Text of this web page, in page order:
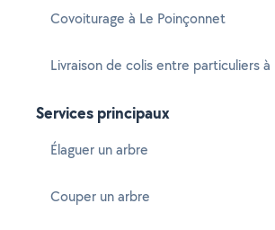
Covoiturage à Le Poinçonnet
Livraison de colis entre particuliers
Services principaux
Élaguer un arbre
Couper un arbre